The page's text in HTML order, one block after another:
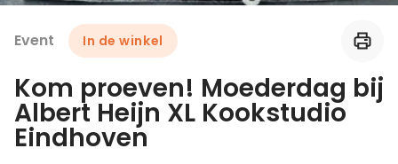
Leer koken als een chef
Kooktips & blogs
Event In de winkel
Kom proeven! Moederdag bij
Albert Heijn XL Kookstudio
Eindhoven